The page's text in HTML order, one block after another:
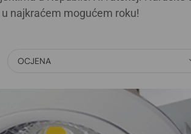
najkraćem mogućem roku!
OCJENA